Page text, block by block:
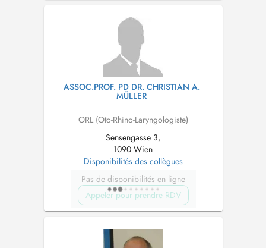
Nasennebenhöhlen-Operationen, Eingriffen bei
Kindern sowie der Beratung von Tauchern,
Sportlern und in der Lu...
ASSOC.PROF. PD DR. CHRISTIAN A.
MÜLLER
ORL (Oto-Rhino-Laryngologiste)
Sensengasse 3,
1090 Wien
Disponibilités des collègues
Pas de disponibilités en ligne
Appeler pour prendre RDV